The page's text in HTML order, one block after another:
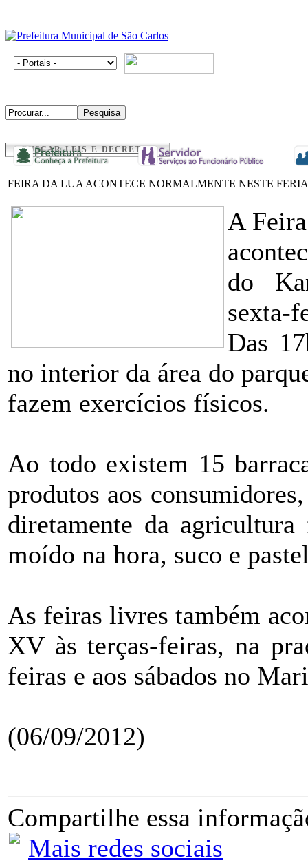
BUSCAR LEIS E DECRETOS
FEIRA DA LUA ACONTECE NORMALMENTE NESTE
A
do
sexta-
Das
no interior da área do
fazem exercícios físicos.
Ao todo existem 15
produtos aos
diretamente da
moído na hora, suco e
As feiras livres também
XV às terças-feiras, na
feiras e aos sábados no
(06/09/2012)
Compartilhe essa
Mais redes sociais